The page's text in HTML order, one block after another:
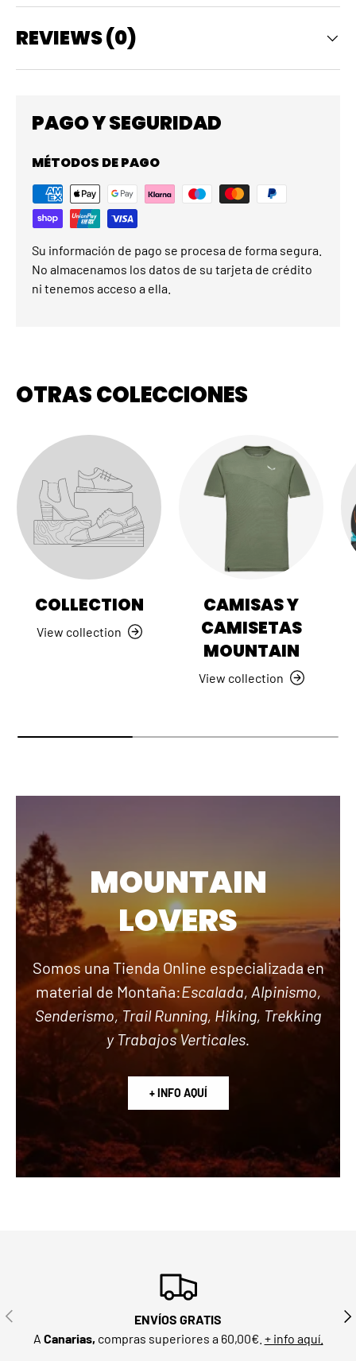
REVIEWS (0)
PAGO Y SEGURIDAD
MÉTODOS DE PAGO
Su información de pago se procesa de forma segura.
No almacenamos los datos de su tarjeta de crédito
ni tenemos acceso a ella.
OTRAS COLECCIONES
COLLECTION
View collection
CAMISAS Y
CAMISETAS
MOUNTAIN
View collection
MOUNTAIN
LOVERS
Somos una Tienda Online especializada en
material de Montaña:Escalada, Alpinismo,
Senderismo, Trail Running, Hiking, Trekking
y Trabajos Verticales.
+ INFO AQUÍ
PREVIOUS
ENVÍOS GRATIS
A Canarias, compras superiores a 60,00€. + info aquí.